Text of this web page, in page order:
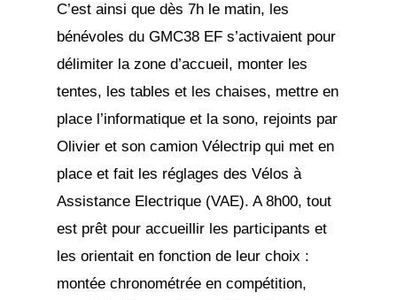
C’est ainsi que dès 7h le matin, les
bénévoles du GMC38 EF s’activaient pour
délimiter la zone d’accueil, monter les
tentes, les tables et les chaises, mettre en
place l’informatique et la sono, rejoints par
Olivier et son camion Vélectrip qui met en
place et fait les réglages des Vélos à
Assistance Electrique (VAE). A 8h00, tout
est prêt pour accueillir les participants et
les orientait en fonction de leur choix :
montée chronométrée en compétition,